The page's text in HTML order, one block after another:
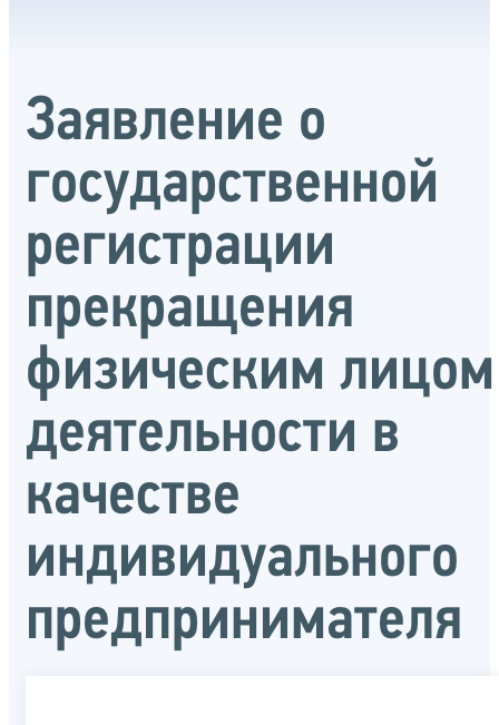
Заявление о
государственной
регистрации
прекращения
физическим лицом
деятельности в
качестве
индивидуального
предпринимателя